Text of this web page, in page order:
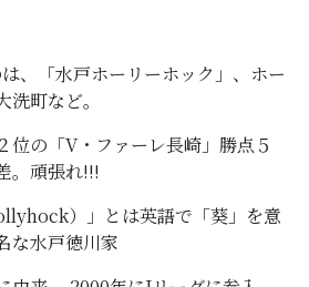
、「水戸ホーリーホック」、ホー
町など。
位の「V・ファーレ長崎」勝点５
。頑張れ!!!
）」とは英語で「葵」を意
な水戸徳川家